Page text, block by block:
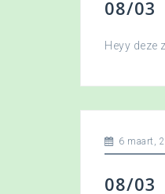
08/03
Heyy deze
6 maart,
08/03